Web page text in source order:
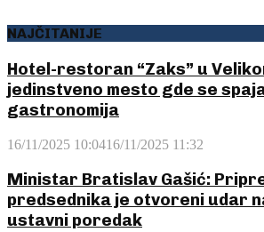
NAJČITANIJE
Hotel-restoran “Zaks” u
jedinstveno mesto gde se
gastronomija
16/11/2025 10:0416/11/2025 11:32
Ministar Bratislav Gašić:
predsednika je otvoreni udar
ustavni poredak